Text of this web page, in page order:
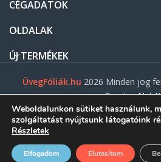
CÉGADATOK
OLDALAK
ÚJ TERMÉKEK
ÜvegFóliák.hu 2026 Minden jog
Gasztro Net
Weboldalunkon sütiket használunk,
szolgáltatást nyújtsunk látogatóink
Részletek
Elfogadom Elutasítom